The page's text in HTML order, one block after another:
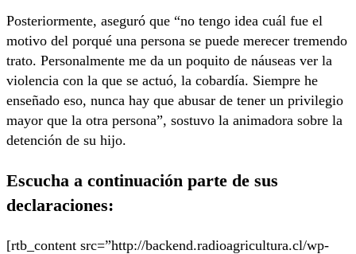
Posteriormente, aseguró que “no tengo idea cuál fue el
motivo del porqué una persona se puede merecer tremendo
trato. Personalmente me da un poquito de náuseas ver la
violencia con la que se actuó, la cobardía. Siempre he
enseñado eso, nunca hay que abusar de tener un privilegio
mayor que la otra persona”, sostuvo la animadora sobre la
detención de su hijo.
Escucha a continuación parte de sus
declaraciones:
[rtb_content src=”http://backend.radioagricultura.cl/wp-